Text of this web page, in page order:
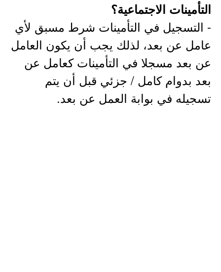
التأمينات الاجتماعية؟
- التسجيل في التأمينات شرط مسبق لأي
عامل عن بعد، لذلك يجب أن يكون العامل
عن بعد مسجلا في التأمينات كعامل عن
بعد بدوام كامل / جزئي قبل أن يتم
تسجيله في بوابة العمل عن بعد.